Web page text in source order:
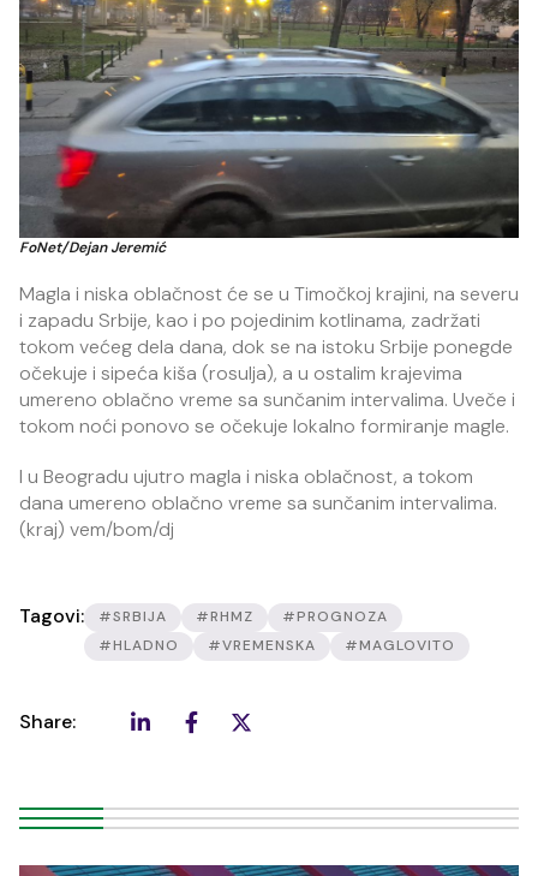
FoNet/Dejan Jeremić
Magla i niska oblačnost će se u Timočkoj krajini, na severu
i zapadu Srbije, kao i po pojedinim kotlinama, zadržati
tokom većeg dela dana, dok se na istoku Srbije ponegde
očekuje i sipeća kiša (rosulja), a u ostalim krajevima
umereno oblačno vreme sa sunčanim intervalima. Uveče i
tokom noći ponovo se očekuje lokalno formiranje magle.
I u Beogradu ujutro magla i niska oblačnost, a tokom
dana umereno oblačno vreme sa sunčanim intervalima.
(kraj) vem/bom/dj
Tagovi: #SRBIJA #RHMZ
#PROGNOZA
#HLADNO
#VREMENSKA #MAGLOVITO
Share: